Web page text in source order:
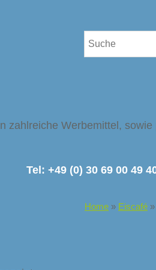
zahlreiche Werbemittel,
Tel: +49 (0) 30 69 00 49
Home » Eiscafé »